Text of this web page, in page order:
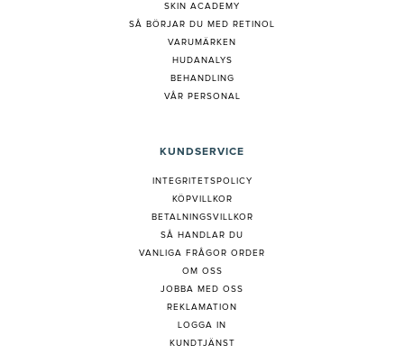
SKIN ACADEMY
SÅ BÖRJAR DU MED RETINOL
VARUMÄRKEN
HUDANALYS
BEHANDLING
VÅR PERSONAL
KUNDSERVICE
INTEGRITETSPOLICY
KÖPVILLKOR
BETALNINGSVILLKOR
SÅ HANDLAR DU
VANLIGA FRÅGOR ORDER
OM OSS
JOBBA MED OSS
REKLAMATION
LOGGA IN
KUNDTJÄNST